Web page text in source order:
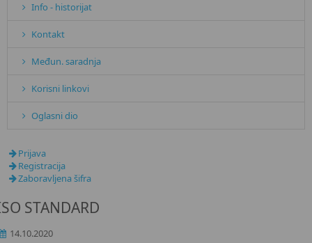
Info - historijat
Kontakt
Međun. saradnja
Korisni linkovi
Oglasni dio
Prijava
Registracija
Zaboravljena šifra
STANDARD
14.10.2020